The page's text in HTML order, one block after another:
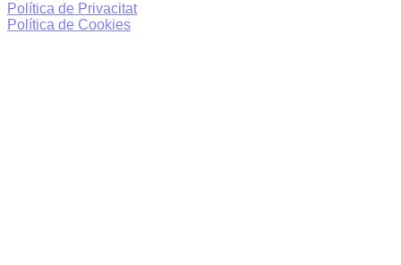
Política de Privacitat
Política de Cookies